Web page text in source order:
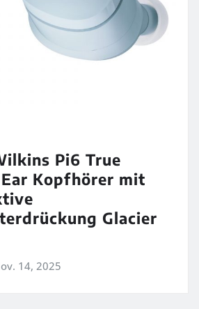
Pi6 True
Kopfhörer mit
Glacier
14, 2025